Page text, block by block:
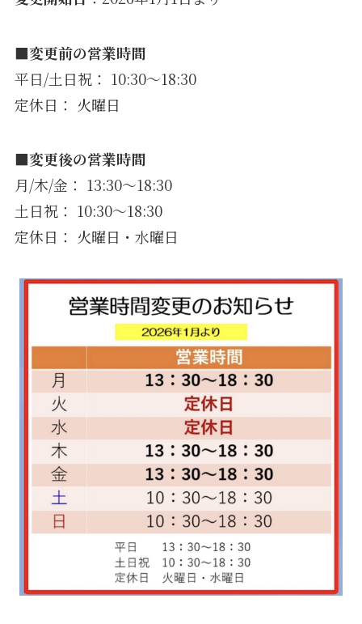
■変更前の営業時間
平日/土日祝： 10:30～18:30
定休日： 火曜日
■変更後の営業時間
月/木/金： 13:30～18:30
土日祝： 10:30～18:30
定休日： 火曜日・水曜日